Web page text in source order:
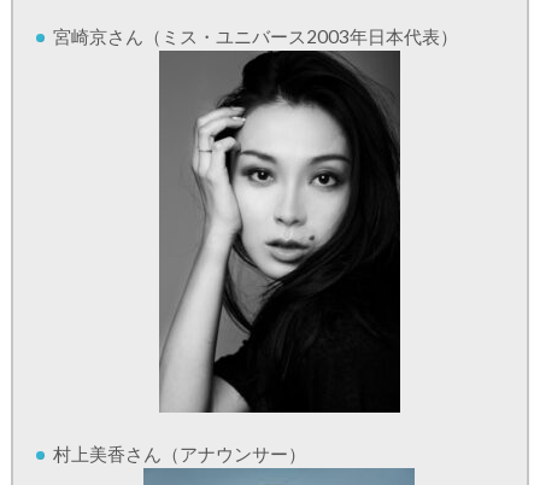
宮崎京さん（ミス・ユニバース2003年日本代表）
村上美香さん（アナウンサー）